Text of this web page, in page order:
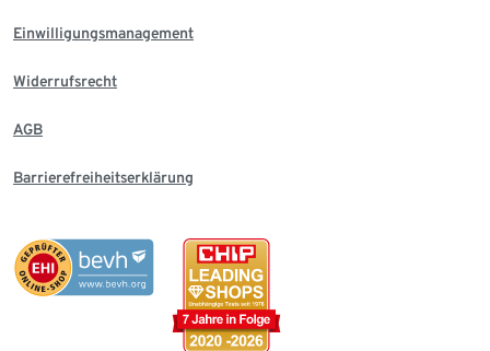
Einwilligungsmanagement
Widerrufsrecht
AGB
Barrierefreiheitserklärung